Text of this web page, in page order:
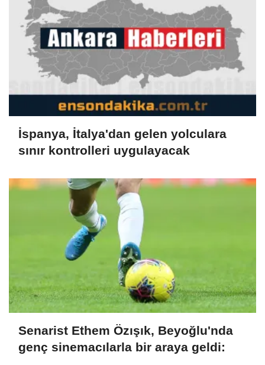
İspanya, İtalya'dan gelen yolculara
sınır kontrolleri uygulayacak
Senarist Ethem Özışık, Beyoğlu'nda
genç sinemacılarla bir araya geldi: